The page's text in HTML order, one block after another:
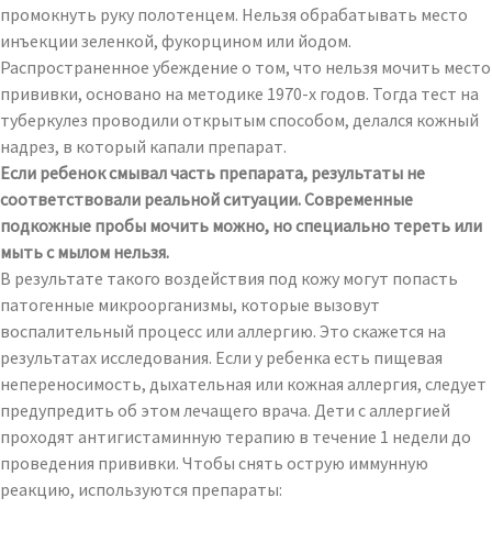
промокнуть руку полотенцем. Нельзя обрабатывать место
инъекции зеленкой, фукорцином или йодом.
Распространенное убеждение о том, что нельзя мочить место
прививки, основано на методике 1970-х годов. Тогда тест на
туберкулез проводили открытым способом, делался кожный
надрез, в который капали препарат.
Если ребенок смывал часть препарата, результаты не
соответствовали реальной ситуации. Современные
подкожные пробы мочить можно, но специально тереть или
мыть с мылом нельзя.
В результате такого воздействия под кожу могут попасть
патогенные микроорганизмы, которые вызовут
воспалительный процесс или аллергию. Это скажется на
результатах исследования. Если у ребенка есть пищевая
непереносимость, дыхательная или кожная аллергия, следует
предупредить об этом лечащего врача. Дети с аллергией
проходят антигистаминную терапию в течение 1 недели до
проведения прививки. Чтобы снять острую иммунную
реакцию, используются препараты: